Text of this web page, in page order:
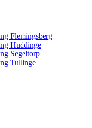
Flemingsberg
Huddinge
Segeltorp
Tullinge